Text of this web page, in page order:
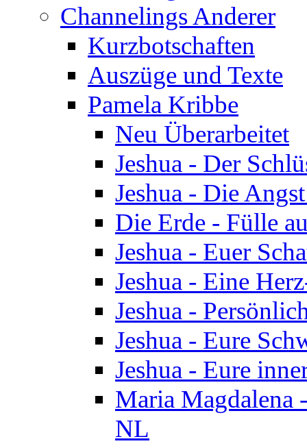
Channelings Anderer
Kurzbotschaften
Auszüge und Texte
Pamela Kribbe
Neu Überarbeitet
Jeshua - Der
Jeshua - Die
Die Erde - Fülle
Jeshua - Euer
Jeshua - Eine
Jeshua -
Jeshua - Eure
Jeshua - Eure
Maria Magdalena
NL